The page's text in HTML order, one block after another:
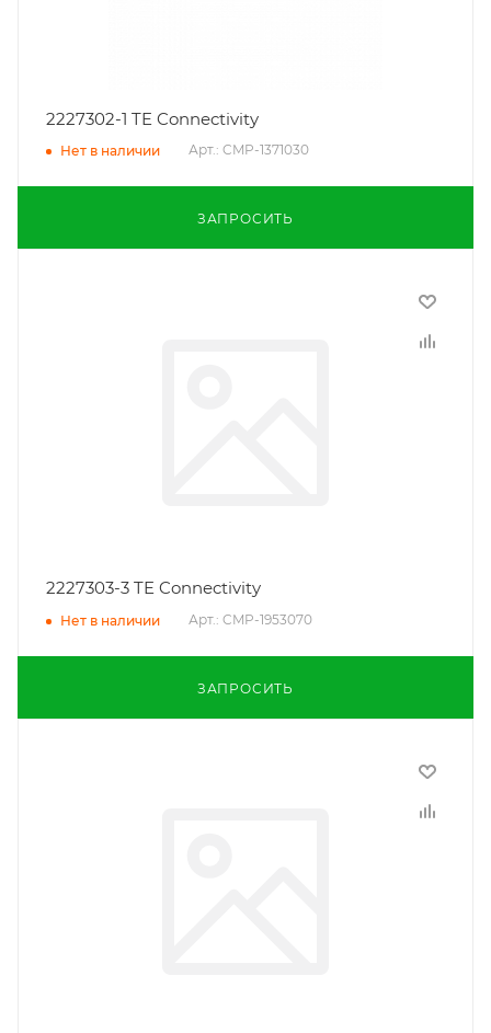
2227302-1 TE Connectivity
Нет в наличии Арт.: CMP-1371030
ЗАПРОСИТЬ
2227303-3 TE Connectivity
Нет в наличии Арт.: CMP-1953070
ЗАПРОСИТЬ